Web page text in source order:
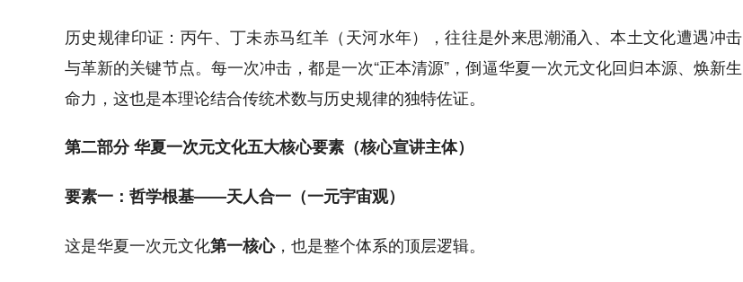
历史规律印证：丙午、丁未赤马红羊（天河水年），往往是外来思潮涌入、本土文化遭遇冲击
与革新的关键节点。每一次冲击，都是一次“正本清源”，倒逼华夏一次元文化回归本源、焕新生
命力，这也是本理论结合传统术数与历史规律的独特佐证。
第二部分 华夏一次元文化五大核心要素（核心宣讲主体）
要素一：哲学根基——天人合一（一元宇宙观）
这是华夏一次元文化第一核心，也是整个体系的顶层逻辑。